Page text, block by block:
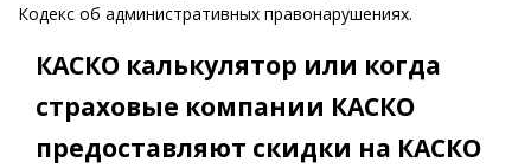
Кодекс об административных правонарушениях.
КАСКО калькулятор или когда
страховые компании КАСКО
предоставляют скидки на КАСКО